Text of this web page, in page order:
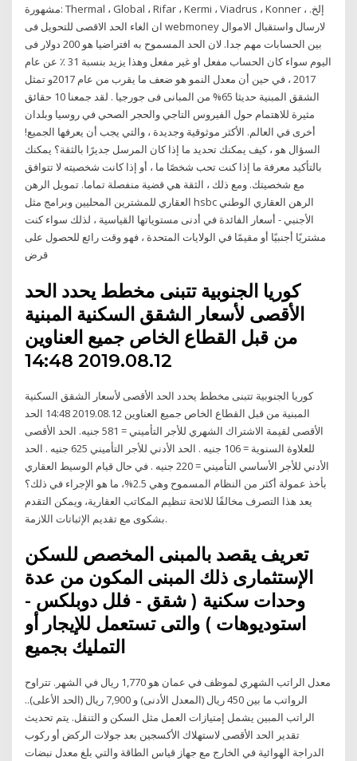
مشهورة: Thermal ، Global ، Rifar ، Kermi ، Viadrus ، Konner ، إلخ.
ان الغاء الحد الاقصى للتحويل فى webmoney لارسال واستقبال الاموال
بين الحسابات مهم جدا. لان الحد المسموح به افتراضيا هو 200 دولار فى
اليوم سواء كان الحساب مفعل او غير مفعل وهذا يزيد بنسبة 31 ٪ عن عام
2017 ، في حين أن معدل النمو هو ضعف ما يقرب من عام 2017و تمثل
الشقق المبنية حديثا 65% من المبانى فى جورجيا . لقد جمعنا 10 حقائق
مثيرة للاهتمام حول الفيروس التاجي والحجر الصحي في روسيا وبلدان
أخرى في العالم. الأكثر موثوقية وجديدة ، والتي يجب أن يعرفها الجميع!
السؤال هو ، كيف يمكنك تحديد ما إذا كان المرسل جديرًا بالثقة؟ يمكنك
بالتأكيد معرفة ما إذا كنت تحب شخصًا ما ، أو إذا كانت شخصيته لا تتوافق
مع شخصيتك. ومع ذلك ، الثقة هي قضية منفصلة تماما. تمويل الرهن
العقاري للمشترين المحليين وبرامج مثل hsbc الرهن العقاري الوطني
الأجنبي - أسعار الفائدة في أدنى مستوياتها القياسية ، لذلك سواء كنت
مشتريًا أجنبيًا أو مقيمًا في الولايات المتحدة ، فهو وقت رائع للحصول على
قرض
كوريا الجنوبية تتبنى مخطط يحدد الحد
الأقصى لأسعار الشقق السكنية المبنية
من قبل القطاع الخاص جميع العناوين
2019.08.12 14:48
كوريا الجنوبية تتبنى مخطط يحدد الحد الأقصى لأسعار الشقق السكنية
المبنية من قبل القطاع الخاص جميع العناوين 2019.08.12 14:48 الحد
الأقصى لقيمة الاشتراك الشهري للأجر التأميني = 581 جنيه. الحد الأقصى
للعلاوة السنوية = 106 جنيه . الحد الأدني للأجر التأميني 625 جنيه . الحد
الأدني للأجر الأساسي التأميني = 220 جنيه . في حال قيام الوسيط العقاري
بأخذ عمولة أكثر من النظام المسموح وهي 2.5%، ما هو الإجراء في ذلك؟
يعد هذا التصرف مخالفًا للائحة تنظيم المكاتب العقارية، ويمكن التقدم
بشكوى مع تقديم الإثباتات اللازمة.
تعريف يقصد بالمبنى المخصص للسكن
الإستثمارى ذلك المبنى المكون من عدة
وحدات سكنية ( شقق - فلل دوبلكس -
استوديوهات ) والتى تستعمل للإيجار أو
معدل الراتب الشهري لموظف في عمان هو 1,770 ريال في الشهر. تتراوح
الرواتب ما بين 450 ريال (المعدل الأدنى) و 7,900 ريال (الحد الأعلى)..
الراتب المبين يشمل إمتيازات العمل مثل السكن و التنقل. يتم تحديث
تقدير الحد الأقصى لاستهلاك الأكسجين بعد جولات الركض أو ركوب
الدراجة الهوائية في الخارج مع جهاز قياس الطاقة والتي بلغ معدل نبضات